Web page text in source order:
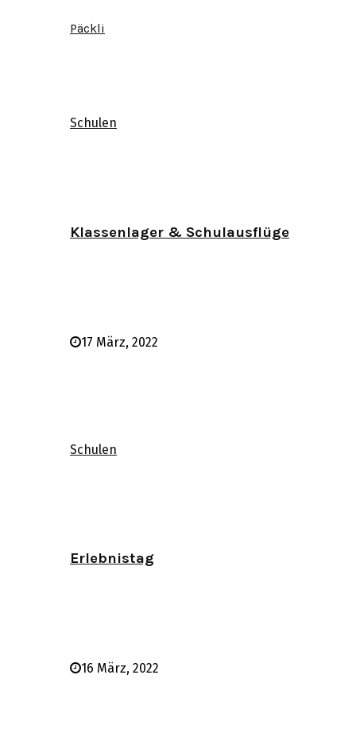
Päckli
Schulen
Klassenlager & Schulausflüge
17 März, 2022
Schulen
Erlebnistag
16 März, 2022